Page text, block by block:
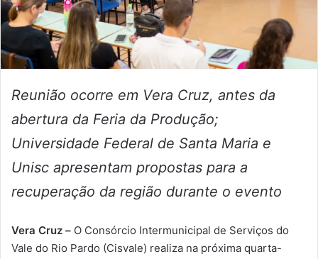
Reunião ocorre em Vera Cruz, antes da
abertura da Feria da Produção;
Universidade Federal de Santa Maria e
Unisc apresentam propostas para a
recuperação da região durante o evento
Vera Cruz – O Consórcio Intermunicipal de Serviços do
Vale do Rio Pardo (Cisvale) realiza na próxima quarta-